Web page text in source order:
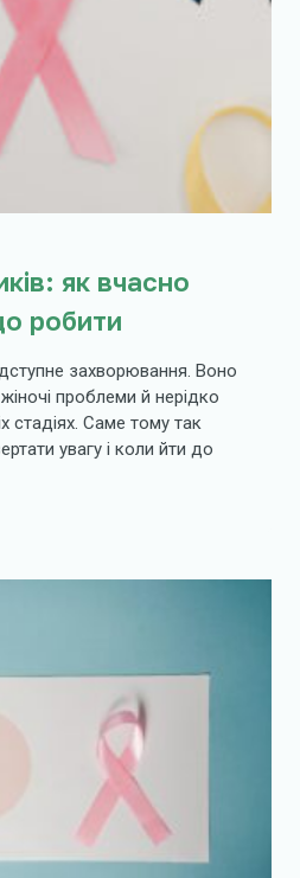
як вчасно
робити
захворювання. Воно
проблеми й нерідко
стадіях. Саме тому так
увагу і коли йти до